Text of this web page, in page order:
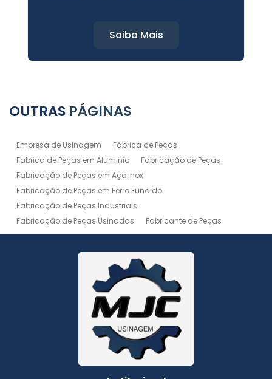
Saiba Mais
OUTRAS PÁGINAS
Empresa de Usinagem
Fábrica de Peças
Fabrica de Peças em Aluminio
Fabricação de Peças
Fabricação de Peças em Aço Inox
Fabricação de Peças em Ferro Fundido
Fabricação de Peças Industriais
Fabricação de Peças Usinadas
Fabricante de Peças
Fabricante de Peças de Máquinas
Manutenção de Máquina
Peças Usinadas
Serviço de Soldagem
Serviço de Usinagem
Serviço de Usinagem Pesada
Serviços de Usinagem CNC
Serviços de Usinagem de Peças
Serviços de Usinagem Tornearia e Solda
Usinagem
Usinagem Aluminio
Usinagem de Alta Precisão
Usinagem de Alumínio